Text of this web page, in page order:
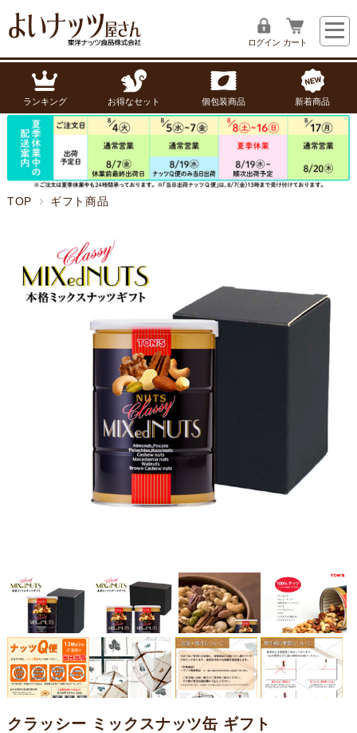
ログイン カート
ランキング お得なセット 個包装商品 新着商品
TOP ギフト商品
クラッシー ミックスナッツ缶 ギフト